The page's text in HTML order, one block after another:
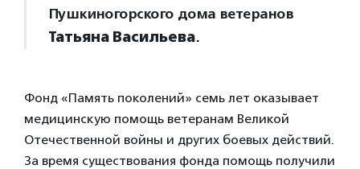
Пушкиногорского дома ветеранов
Татьяна Васильева.
Фонд «Память поколений» семь лет оказывает
медицинскую помощь ветеранам Великой
Отечественной войны и других боевых действий.
За время существования фонда помощь получили